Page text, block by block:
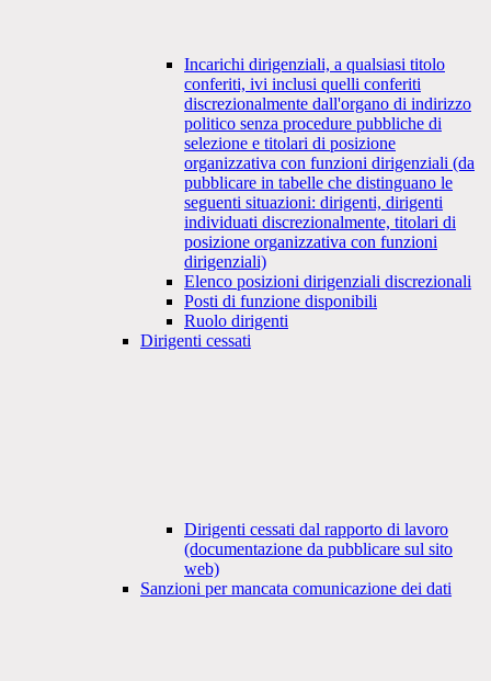
Incarichi dirigenziali, a qualsiasi titolo
conferiti, ivi inclusi quelli conferiti
discrezionalmente dall'organo di indirizzo
politico senza procedure pubbliche di
selezione e titolari di posizione
organizzativa con funzioni dirigenziali (da
pubblicare in tabelle che distinguano le
seguenti situazioni: dirigenti, dirigenti
individuati discrezionalmente, titolari di
posizione organizzativa con funzioni
dirigenziali)
Elenco posizioni dirigenziali discrezionali
Posti di funzione disponibili
Ruolo dirigenti
Dirigenti cessati
Dirigenti cessati dal rapporto di lavoro
(documentazione da pubblicare sul sito
web)
Sanzioni per mancata comunicazione dei dati